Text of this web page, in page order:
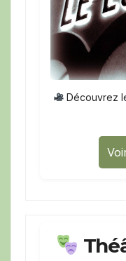
Découvrez